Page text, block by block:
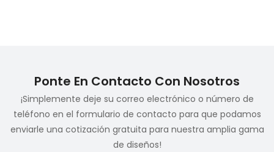
Ponte En Contacto Con Nosotros
¡Simplemente deje su correo electrónico o número de
teléfono en el formulario de contacto para que podamos
enviarle una cotización gratuita para nuestra amplia gama
de diseños!